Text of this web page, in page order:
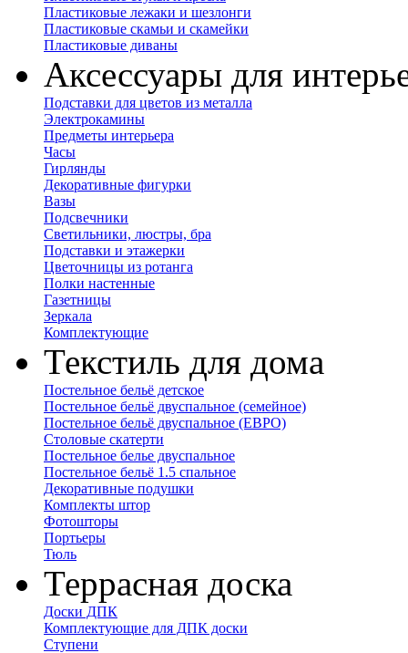
Пластиковые лежаки и шезлонги
Пластиковые скамьи и скамейки
Пластиковые диваны
Аксессуары для
Подставки для цветов из металла
Электрокамины
Предметы интерьера
Часы
Гирлянды
Декоративные фигурки
Вазы
Подсвечники
Светильники, люстры, бра
Подставки и этажерки
Цветочницы из ротанга
Полки настенные
Газетницы
Зеркала
Комплектующие
Текстиль для дома
Постельное бельё детское
Постельное бельё двуспальное (семейное)
Постельное бельё двуспальное (ЕВРО)
Столовые скатерти
Постельное белье двуспальное
Постельное бельё 1.5 спальное
Декоративные подушки
Комплекты штор
Фотошторы
Портьеры
Тюль
Террасная доска
Доски ДПК
Комплектующие для ДПК доски
Ступени